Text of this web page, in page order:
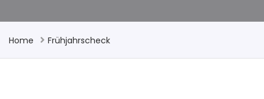
Home Frühjahrscheck